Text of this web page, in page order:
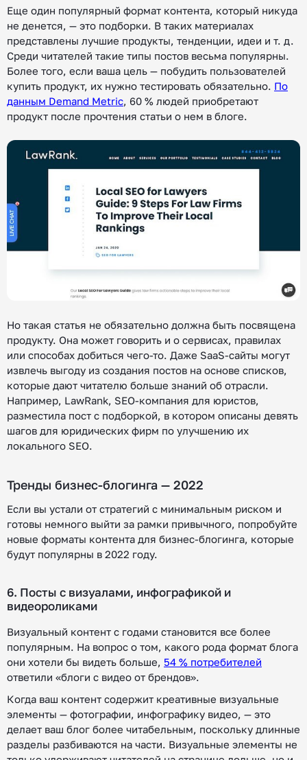
Еще один популярный формат контента, который никуда
не денется, — это подборки. В таких материалах
представлены лучшие продукты, тенденции, идеи и т. д.
Среди читателей такие типы постов весьма популярны.
Более того, если ваша цель — побудить пользователей
купить продукт, их нужно тестировать обязательно. По
данным Demand Metric, 60 % людей приобретают
продукт после прочтения статьи о нем в блоге.
Но такая статья не обязательно должна быть посвящена
продукту. Она может говорить и о сервисах, правилах
или способах добиться чего-то. Даже SaaS-сайты могут
извлечь выгоду из создания постов на основе списков,
которые дают читателю больше знаний об отрасли.
Например, LawRank, SEO-компания для юристов,
разместила пост с подборкой, в котором описаны девять
шагов для юридических фирм по улучшению их
локального SEO.
Тренды бизнес-блогинга — 2022
Если вы устали от стратегий с минимальным риском и
готовы немного выйти за рамки привычного, попробуйте
новые форматы контента для бизнес-блогинга, которые
будут популярны в 2022 году.
6. Посты с визуалами, инфографикой и
видеороликами
Визуальный контент с годами становится все более
популярным. На вопрос о том, какого рода формат блога
они хотели бы видеть больше, 54 % потребителей
ответили «блоги с видео от брендов».
Когда ваш контент содержит креативные визуальные
элементы — фотографии, инфографику видео, — это
делает ваш блог более читабельным, поскольку длинные
разделы разбиваются на части. Визуальные элементы не